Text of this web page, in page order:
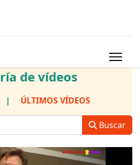
de vídeos
| ÚLTIMOS VÍDEOS
Buscar